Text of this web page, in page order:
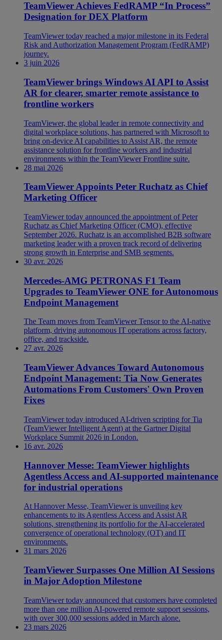
TeamViewer Achieves FedRAMP “In Process”
Designation for DEX Platform
TeamViewer today reached a major milestone in its Federal
Risk and Authorization Management Program (FedRAMP)
journey.
3 juin 2026
TeamViewer brings Windows AI API to Assist
AR for clearer, smarter remote assistance to
frontline workers
TeamViewer, the global leader in remote connectivity and
digital workplace solutions, has partnered with Microsoft to
bring on-device AI capabilities to Assist AR, the remote
assistance solution for frontline workers and industrial
environments within the TeamViewer Frontline suite.
28 mai 2026
TeamViewer Appoints Peter Ruchatz as Chief
Marketing Officer
TeamViewer today announced the appointment of Peter
Ruchatz as Chief Marketing Officer (CMO), effective
September 2026. Ruchatz is an accomplished B2B software
marketing leader with a proven track record of delivering
strong growth in Enterprise and SMB segments.
30 avr. 2026
Mercedes-AMG PETRONAS F1 Team
Upgrades to TeamViewer ONE for Autonomous
Endpoint Management
The Team moves from TeamViewer Tensor to the AI-native
platform, driving autonomous IT operations across factory,
office, and trackside.
27 avr. 2026
TeamViewer Advances Toward Autonomous
Endpoint Management: Tia Now Generates
Automations From Customers' Own Proven
Fixes
TeamViewer today introduced AI-driven scripting for Tia
(TeamViewer Intelligent Agent) at the Gartner Digital
Workplace Summit 2026 in London.
16 avr. 2026
Hannover Messe: TeamViewer highlights
Agentless Access and AI-supported maintenance
for industrial operations
At Hannover Messe, TeamViewer is unveiling key
enhancements to its Agentless Access and Assist AR
solutions, strengthening its portfolio for the AI-accelerated
convergence of operational technology (OT) and IT
environments.
31 mars 2026
TeamViewer Surpasses One Million AI Sessions
in Major Adoption Milestone
TeamViewer today announced that customers have completed
more than one million AI-powered remote support sessions,
with over 300,000 sessions added in March alone.
23 mars 2026